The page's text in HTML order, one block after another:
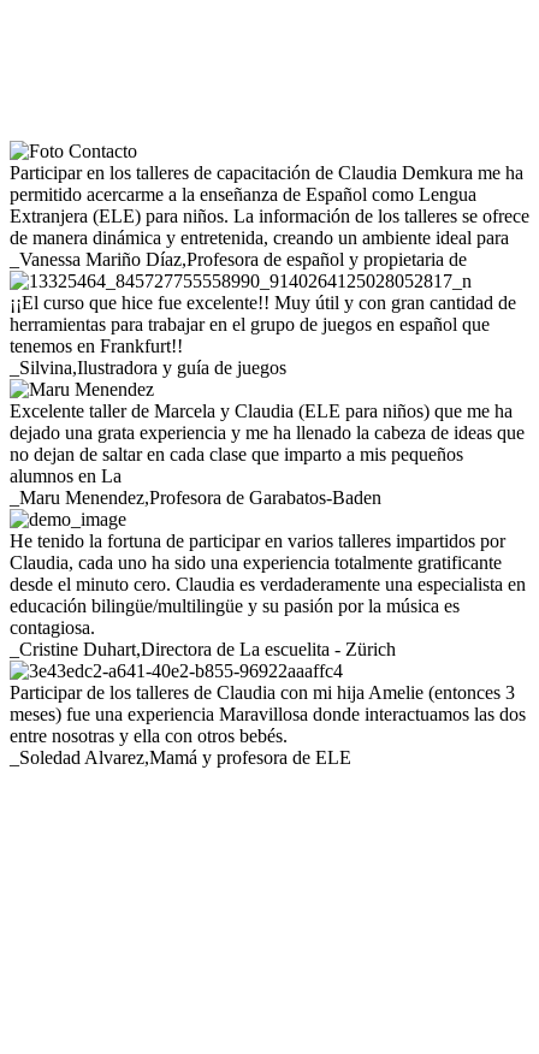
Participar en los talleres de capacitación de Claudia Demkura me ha
permitido acercarme a la enseñanza de Español como Lengua
Extranjera (ELE) para niños. La información de los talleres se ofrece
de manera dinámica y entretenida, creando un ambiente ideal para
_Vanessa Mariño Díaz,Profesora de español y propietaria de
¡¡El curso que hice fue excelente!! Muy útil y con gran cantidad de
herramientas para trabajar en el grupo de juegos en español que
tenemos en Frankfurt!!
_Silvina,Ilustradora y guía de juegos
Excelente taller de Marcela y Claudia (ELE para niños) que me ha
dejado una grata experiencia y me ha llenado la cabeza de ideas que
no dejan de saltar en cada clase que imparto a mis pequeños
alumnos en La
_Maru Menendez,Profesora de Garabatos-Baden
He tenido la fortuna de participar en varios talleres impartidos por
Claudia, cada uno ha sido una experiencia totalmente gratificante
desde el minuto cero. Claudia es verdaderamente una especialista en
educación bilingüe/multilingüe y su pasión por la música es
contagiosa.
_Cristine Duhart,Directora de La escuelita - Zürich
Participar de los talleres de Claudia con mi hija Amelie (entonces 3
meses) fue una experiencia Maravillosa donde interactuamos las dos
entre nosotras y ella con otros bebés.
_Soledad Alvarez,Mamá y profesora de ELE